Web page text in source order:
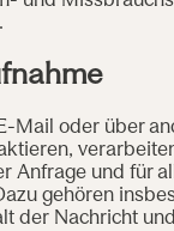
Mail oder über
Anfrage und für
gehören
der Nachricht